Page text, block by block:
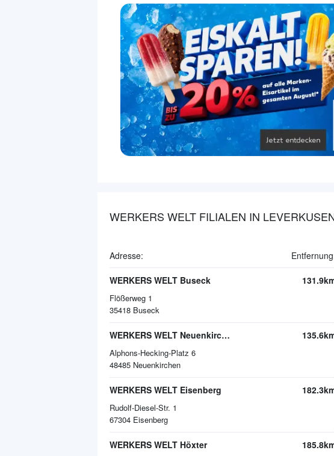
WERKERS WELT FILIALEN IN
Adresse:
WERKERS WELT Buseck
Flößerweg 1
35418 Buseck
WERKERS WELT Neuenkirchen
Alphons-Hecking-Platz 6
48485 Neuenkirchen
WERKERS WELT Eisenberg
Rudolf-Diesel-Str. 1
67304 Eisenberg
WERKERS WELT Höxter